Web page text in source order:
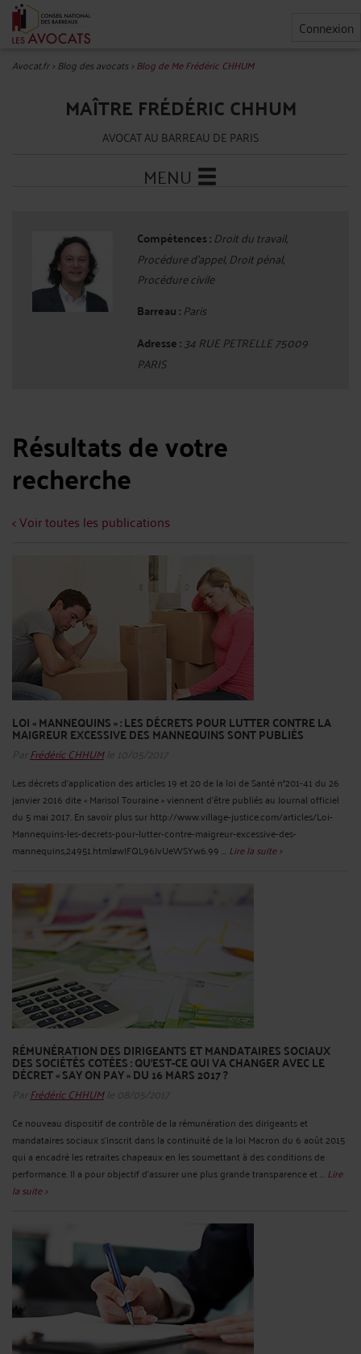
Connexion
Avocat.fr>Blog des avocats>Blog de Me Frédéric CHHUM
MAÎTRE FRÉDÉRIC CHHUM
AVOCAT AU BARREAU DE PARIS
MENU
Compétences : Droit du travail,
Procédure d'appel, Droit pénal,
Procédure civile
Barreau : Paris
Adresse :34 RUE PETRELLE 75009
PARIS
Résultats de votre
recherche
< Voir toutes les publications
LOI « MANNEQUINS » : LES DÉCRETS POUR LUTTER CONTRE LA
MAIGREUR EXCESSIVE DES MANNEQUINS SONT PUBLIÉS
Par Frédéric CHHUMle 10/05/2017
Les décrets d’application des articles 19 et 20 de la loi de Santé n°201-41 du 26
janvier 2016 dite « Marisol Touraine » viennent d’être publiés au Journal officiel
du 5 mai 2017. En savoir plus sur http://www.village-justice.com/articles/Loi-
Mannequins-les-decrets-pour-lutter-contre-maigreur-excessive-des-
mannequins,24951.html#wIFQL96JvUeWSYw6.99 ... Lire la suite >
RÉMUNÉRATION DES DIRIGEANTS ET MANDATAIRES SOCIAUX
DES SOCIÉTÉS COTÉES : QU’EST-CE QUI VA CHANGER AVEC LE
DÉCRET « SAY ON PAY » DU 16 MARS 2017 ?
Par Frédéric CHHUMle 08/05/2017
Ce nouveau dispositif de contrôle de la rémunération des dirigeants et
mandataires sociaux s’inscrit dans la continuité de la loi Macron du 6 août 2015
qui a encadré les retraites chapeaux en les soumettant à des conditions de
performance. Il a pour objectif d’assurer une plus grande transparence et ... Lire
la suite >